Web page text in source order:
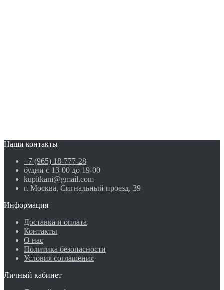
Наши контакты
+7 (965) 18-777-28
будни с 13-00 до 19-00
kupitkani@gmail.com
г. Москва, Сигнальный проезд, 39
Информация
Доставка и оплата
Контакты
О нас
Политика безопасности
Условия соглашения
Личный кабинет